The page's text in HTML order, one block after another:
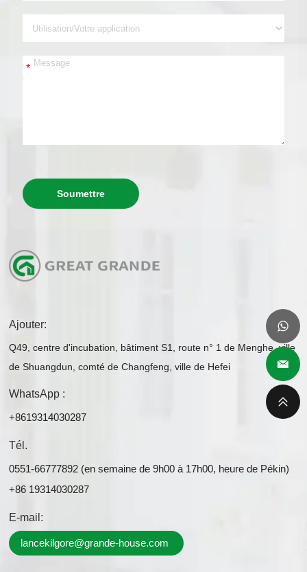
*
Soumettre
Ajouter:
Q49, centre d'incubation, bâtiment S1, route n° 1 de Menghe, ville
de Shuangdun, comté de Changfeng, ville de Hefei
WhatsApp :
+8619314030287
Tél.
0551-66777892 (en semaine de 9h00 à 17h00, heure de Pékin)
+86 19314030287
E-mail:
lancekilgore@grande-house.com